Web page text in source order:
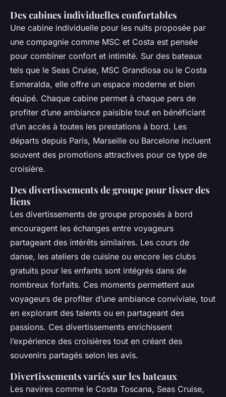
Des cabines individuelles confortables
Une cabine individuelle pour les nuits proposée par
une compagnie comme MSC et Costa est pensée
pour combiner confort et intimité. Sur des bateaux
tels que le Seas Cruise, MSC Grandiosa ou le Costa
Esmeralda, elle offre un espace moderne et bien
équipé. Chaque cabine permet à chaque pers de
profiter d’une ambiance paisible tout en bénéficiant
d’un accès à toutes les prestations à bord. Les
départs depuis Paris, Marseille ou Barcelone incluent
souvent des promotions attractives pour ce type de
croisière.
Des divertissements de groupe pour tisser des
liens
Les divertissements de groupe proposés à bord
encouragent les échanges entre voyageurs
partageant des intérêts similaires. Les cours de
danse, les ateliers de cuisine ou encore les clubs
gratuits pour les enfants sont intégrés dans de
nombreux forfaits. Ces moments permettent aux
voyageurs de profiter d’une ambiance conviviale, tout
en explorant des talents ou en partageant des
passions. Ces divertissements enrichissent
l’expérience des croisières tout en créant des
souvenirs partagés selon les avis.
Divertissements variés sur les bateaux
Les navires comme le Costa Toscana, Seas Cruise,